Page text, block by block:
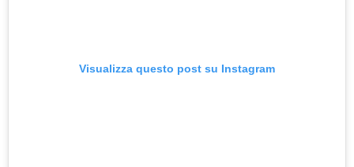
Visualizza questo post su Instagram